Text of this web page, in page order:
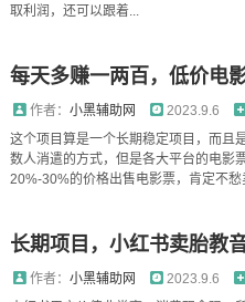
取利润，还可以跟着...
作者： 小黑辅助网 2023.9.6
这个项目算是一个长期稳定项目，而且
数人消遣的方式，但是各大平台的电影
20%-30%的价格出售电影票，肯定不愁
作者： 小黑辅助网 2023.9.6